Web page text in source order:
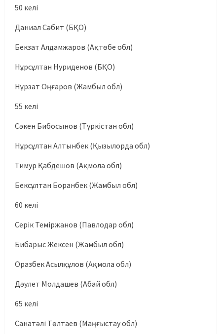
50 келі
Даниал Сәбит (БҚО)
Бекзат Алдамжаров (Ақтөбе обл)
Нұрсұлтан Нуриденов (БҚО)
Нұрзат Оңғаров (Жамбыл обл)
55 келі
Сәкен Бибосынов (Түркістан обл)
Нұрсұлтан Алтынбек (Қызылорда обл)
Тимур Қабдешов (Ақмола обл)
Бексұлтан Боранбек (Жамбыл обл)
60 келі
Серік Теміржанов (Павлодар обл)
Бибарыс Жексен (Жамбыл обл)
Оразбек Асылқұлов (Ақмола обл)
Дәулет Молдашев (Абай обл)
65 келі
Санатәлі Төлтаев (Маңғыстау обл)